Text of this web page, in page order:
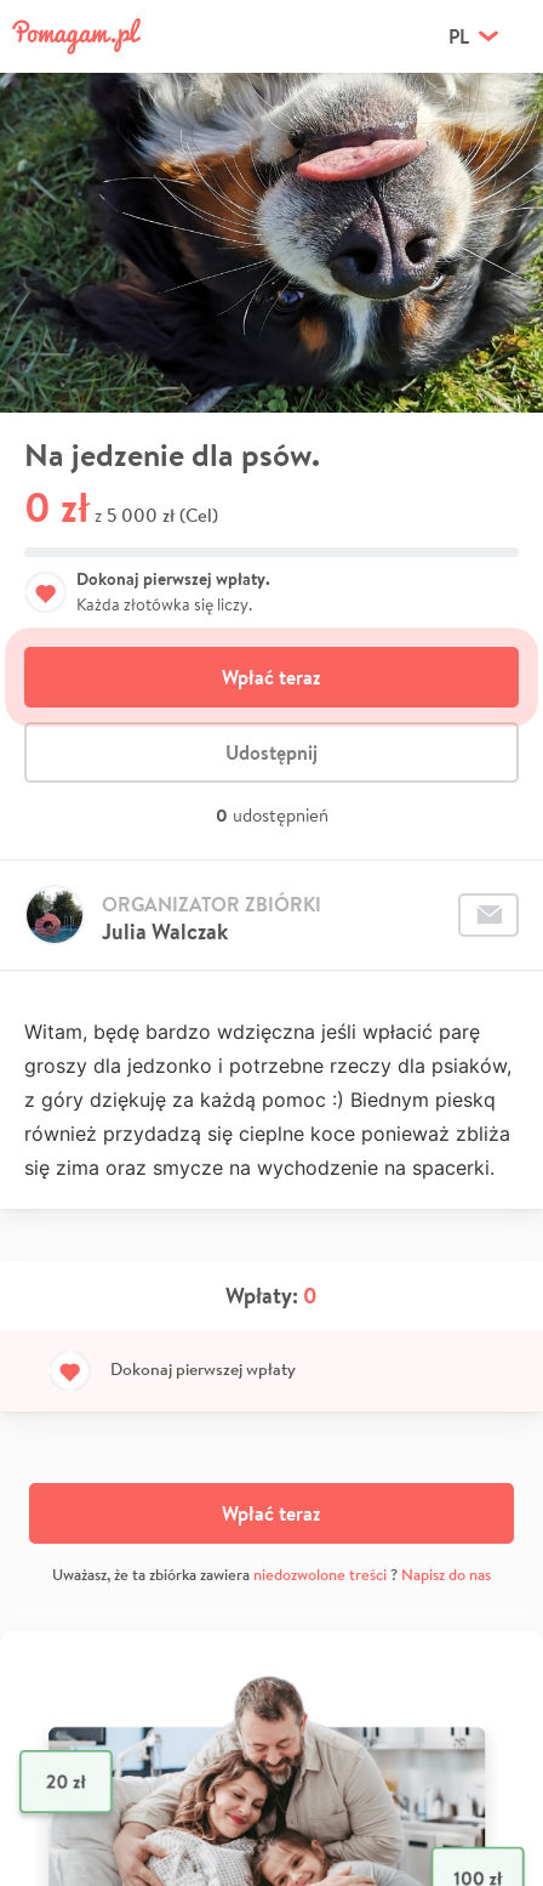
PL
Na jedzenie dla psów.
0 zł z 5 000 zł (Cel)
Dokonaj pierwszej wpłaty.
Każda złotówka się liczy.
Wpłać teraz
Udostępnij
0 udostępnień
Julia Walczak
ORGANIZATOR ZBIÓRKI
Witam, będę bardzo wdzięczna jeśli wpłacić parę
groszy dla jedzonko i potrzebne rzeczy dla psiaków,
z góry dziękuję za każdą pomoc :) Biednym pieskq
również przydadzą się cieplne koce ponieważ zbliża
się zima oraz smycze na wychodzenie na spacerki.
Wpłaty: 0
Dokonaj pierwszej wpłaty
Wpłać teraz
Uważasz, że ta zbiórka zawiera niedozwolone treści? Napisz do nas